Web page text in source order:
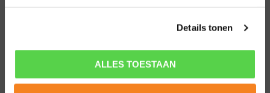
Details tonen
ALLES TOESTAAN
POPULAIRE SPORTEN